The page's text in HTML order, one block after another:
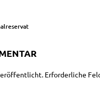
Erforderliche